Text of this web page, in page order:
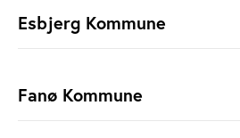
Esbjerg Kommune
Fanø Kommune